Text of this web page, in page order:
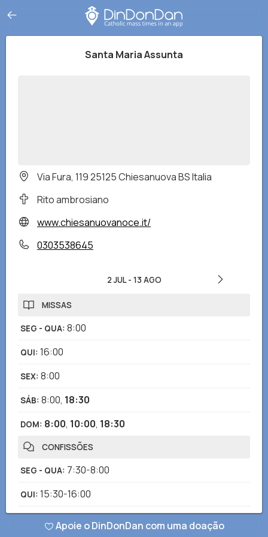
Santa Maria Assunta
Via Fura, 119 25125 Chiesanuova BS Italia
Rito ambrosiano
www.chiesanuovanoce.it/
0303538645
2 JUL- 13 AGO
MISSAS
SEG - QUA: 8:00
QUI: 16:00
SEX: 8:00
SÁB: 8:00, 18:30
DOM: 8:00, 10:00, 18:30
CONFISSÕES
SEG - QUA: 7:30-8:00
QUI: 15:30-16:00
7:30-8:00
Apoie o DinDonDan com uma doação